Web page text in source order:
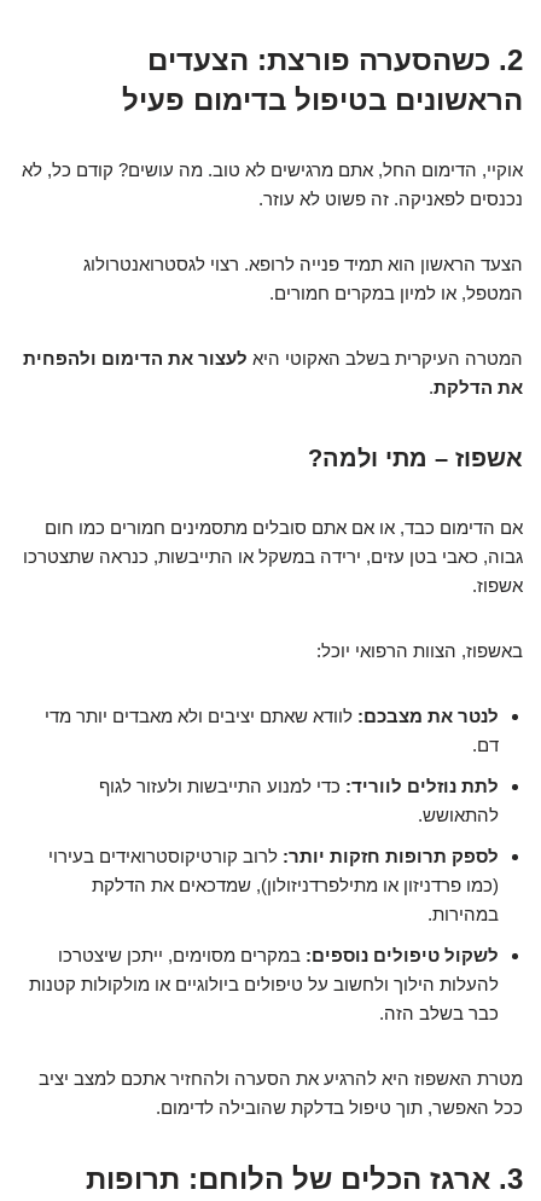
2. כשהסערה פורצת: הצעדים
הראשונים בטיפול בדימום פעיל
אוקיי, הדימום החל, אתם מרגישים לא טוב. מה עושים? קודם כל, לא
נכנסים לפאניקה. זה פשוט לא עוזר.
הצעד הראשון הוא תמיד פנייה לרופא. רצוי לגסטרואנטרולוג
המטפל, או למיון במקרים חמורים.
המטרה העיקרית בשלב האקוטי היא לעצור את הדימום ולהפחית
את הדלקת.
אשפוז – מתי ולמה?
אם הדימום כבד, או אם אתם סובלים מתסמינים חמורים כמו חום
גבוה, כאבי בטן עזים, ירידה במשקל או התייבשות, כנראה שתצטרכו
אשפוז.
באשפוז, הצוות הרפואי יוכל:
לנטר את מצבכם: לוודא שאתם יציבים ולא מאבדים יותר מדי
דם.
לתת נוזלים לווריד: כדי למנוע התייבשות ולעזור לגוף
להתאושש.
לספק תרופות חזקות יותר: לרוב קורטיקוסטרואידים בעירוי
(כמו פרדניזון או מתילפרדניזולון), שמדכאים את הדלקת
במהירות.
לשקול טיפולים נוספים: במקרים מסוימים, ייתכן שיצטרכו
להעלות הילוך ולחשוב על טיפולים ביולוגיים או מולקולות קטנות
כבר בשלב הזה.
מטרת האשפוז היא להרגיע את הסערה ולהחזיר אתכם למצב יציב
ככל האפשר, תוך טיפול בדלקת שהובילה לדימום.
3. ארגז הכלים של הלוחם: תרופות